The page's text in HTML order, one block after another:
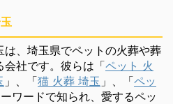
、埼玉県でペットの火葬や葬
社です。彼らは「ペット 火
」、「猫 火葬 埼玉 」、「ペッ
ワードで知られ、愛するペッ